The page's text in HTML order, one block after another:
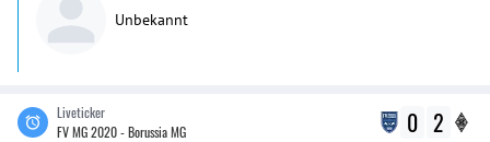
Unbekannt
Liveticker
FV MG 2020 - Borussia MG
0 2